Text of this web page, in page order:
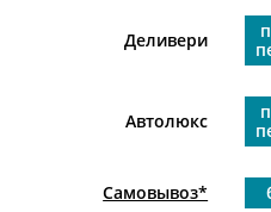
Деливери
Автолюкс
Самовывоз*